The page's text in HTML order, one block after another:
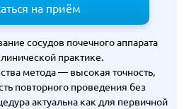
на приём
сосудов почечного аппарата
практике.
метода — высокая точность,
повторного проведения без
актуальна как для первичной